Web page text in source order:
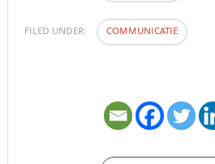
FILED UNDER: COMMUNICATIE